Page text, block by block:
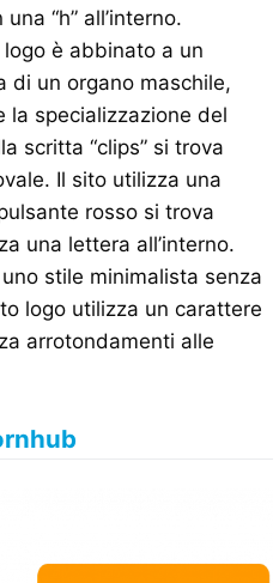
“h” all’interno.
logo è abbinato a un
di un organo maschile,
la specializzazione del
scritta “clips” si trova
Il sito utilizza una
rosso si trova
una lettera all’interno.
stile minimalista senza
logo utilizza un carattere
arrotondamenti alle